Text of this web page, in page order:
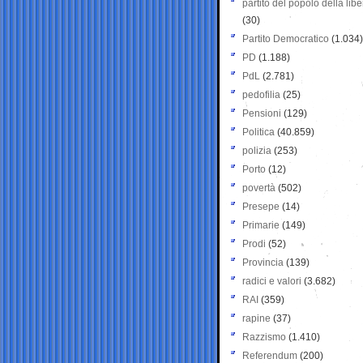
partito del popolo della
(30)
Partito Democratico (1.034)
PD (1.188)
PdL (2.781)
pedofilia (25)
Pensioni (129)
Politica (40.859)
polizia (253)
Porto (12)
povertà (502)
Presepe (14)
Primarie (149)
Prodi (52)
Provincia (139)
radici e valori (3.682)
RAI (359)
rapine (37)
Razzismo (1.410)
Referendum (200)